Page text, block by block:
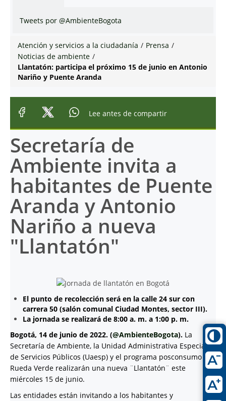
Tweets por @AmbienteBogota
Atención y servicios a la ciudadanía / Prensa /
Noticias de ambiente /
Llantatón: participa el próximo 15 de junio en Antonio
Nariño y Puente Aranda
Lee antes de compartir
Secretaría de
Ambiente invita a
habitantes de Puente
Aranda y Antonio
Nariño a nueva
"Llantatón"
El punto de recolección será en la calle 24 sur con
carrera 50 (salón comunal Ciudad Montes, sector III).
La jornada se realizará de 8:00 a. m. a 1:00 p. m.
Bogotá, 14 de junio de 2022. (@AmbienteBogota). La
Secretaría de Ambiente, la Unidad Administrativa Especial
de Servicios Públicos (Uaesp) y el programa posconsumo
Rueda Verde realizarán una nueva ¨Llantatón¨ este
miércoles 15 de junio.
Las entidades están invitando a los habitantes y